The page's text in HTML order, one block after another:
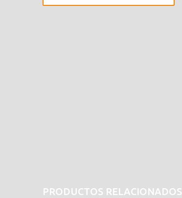
PRODUCTOS RELACIONADOS